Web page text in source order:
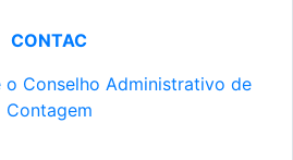
CONTAC
o Conselho Administrativo de
Contagem